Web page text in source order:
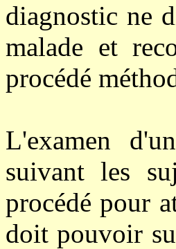
diagnostic ne
malade et
procédé
L'examen
suivant les
procédé pour
doit pouvoir